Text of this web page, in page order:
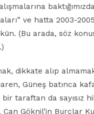
ve hatta 2003-
(Bu arada, söz
dikkate alıp
Güneş batınca
taraftan da sayısız
Göknil’in Burçlar